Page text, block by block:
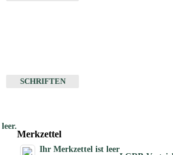
SCHRIFTEN
Merkzettel
Ihr Merkzettel ist leer